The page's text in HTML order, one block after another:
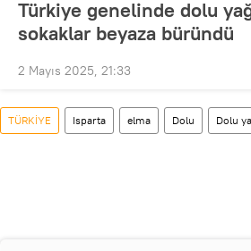
Türkiye genelinde dolu
sokaklar beyaza büründü
2 Mayıs 2025, 21:33
TÜRKİYE Isparta elma Dolu Dolu